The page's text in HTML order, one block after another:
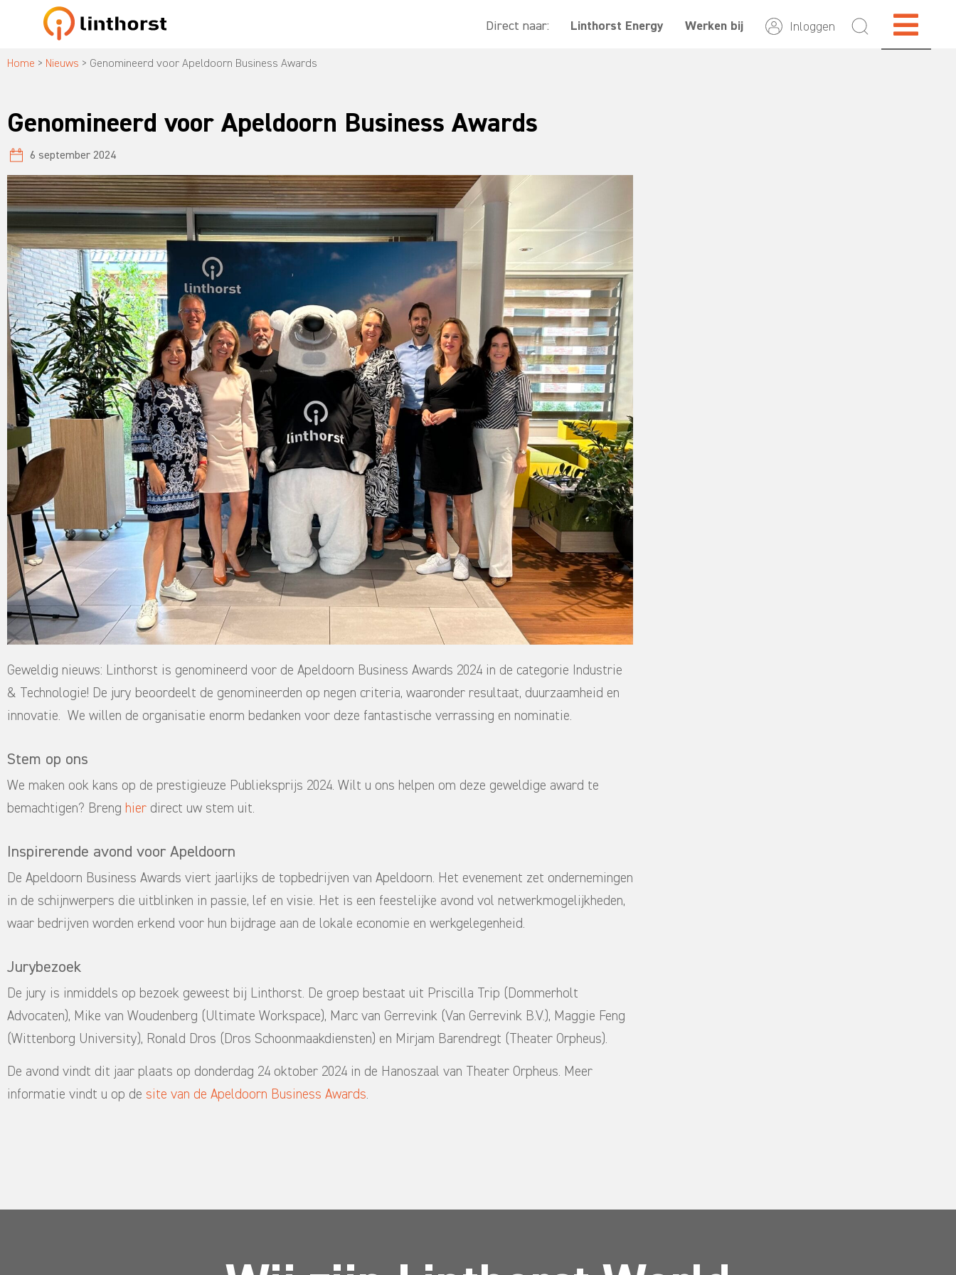
Direct naar: Linthorst Energy Werken bij Inloggen
Home > Nieuws > Genomineerd voor Apeldoorn Business Awards
Genomineerd voor Apeldoorn Business Awards
6 september 2024
Geweldig nieuws: Linthorst is genomineerd voor de Apeldoorn Business Awards 2024 in de categorie Industrie
& Technologie! De jury beoordeelt de genomineerden op negen criteria, waaronder resultaat, duurzaamheid en
innovatie. We willen de organisatie enorm bedanken voor deze fantastische verrassing en nominatie.
Stem op ons
We maken ook kans op de prestigieuze Publieksprijs 2024. Wilt u ons helpen om deze geweldige award te
bemachtigen? Breng hier direct uw stem uit.
Inspirerende avond voor Apeldoorn
De Apeldoorn Business Awards viert jaarlijks de topbedrijven van Apeldoorn. Het evenement zet ondernemingen
in de schijnwerpers die uitblinken in passie, lef en visie. Het is een feestelijke avond vol netwerkmogelijkheden,
waar bedrijven worden erkend voor hun bijdrage aan de lokale economie en werkgelegenheid.
Jurybezoek
De jury is inmiddels op bezoek geweest bij Linthorst. De groep bestaat uit Priscilla Trip (Dommerholt
Advocaten), Mike van Woudenberg (Ultimate Workspace), Marc van Gerrevink (Van Gerrevink B.V.), Maggie Feng
(Wittenborg University), Ronald Dros (Dros Schoonmaakdiensten) en Mirjam Barendregt (Theater Orpheus).
De avond vindt dit jaar plaats op donderdag 24 oktober 2024 in de Hanoszaal van Theater Orpheus. Meer
informatie vindt u op de site van de Apeldoorn Business Awards.